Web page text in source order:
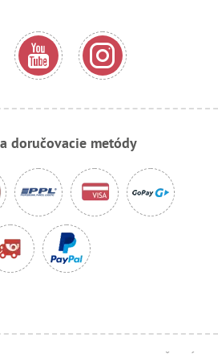
doručovacie metódy